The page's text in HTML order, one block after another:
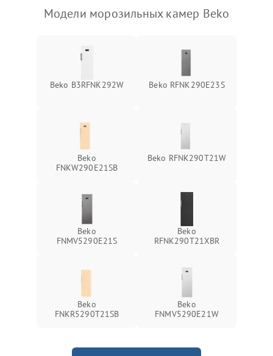
Модели морозильных камер Beko
Beko B3RFNK292W Beko RFNK290E23S
Beko
FNKW290E21SB
Beko RFNK290T21W
Beko
FNMV5290E21S
Beko
RFNK290T21XBR
Beko
FNKR5290T21SB
Beko
FNMV5290E21W